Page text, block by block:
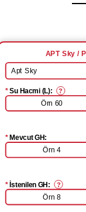
APT Sky /
Su Hacmi (L): ?
Mevcut GH:
İstenilen GH: ?